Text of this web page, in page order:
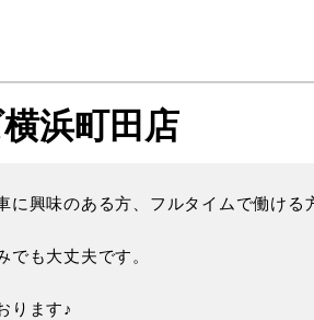
浜町田店
に興味のある方、フルタイムで働ける
でも大丈夫です。
ります♪